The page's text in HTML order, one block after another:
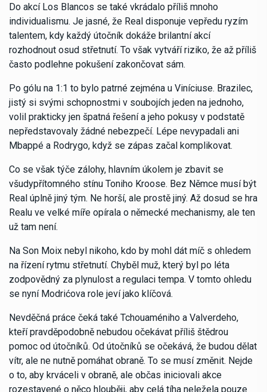
Do akcí Los Blancos se také vkrádalo příliš mnoho
individualismu. Je jasné, že Real disponuje vepředu ryzím
talentem, kdy každý útočník dokáže brilantní akcí
rozhodnout osud střetnutí. To však vytváří riziko, že až příliš
často podlehne pokušení zakončovat sám.
Po gólu na 1:1 to bylo patrné zejména u Viníciuse. Brazilec,
jistý si svými schopnostmi v soubojích jeden na jednoho,
volil prakticky jen špatná řešení a jeho pokusy v podstatě
nepředstavovaly žádné nebezpečí. Lépe nevypadali ani
Mbappé a Rodrygo, když se zápas začal komplikovat.
Co se však týče zálohy, hlavním úkolem je zbavit se
všudypřítomného stínu Toniho Kroose. Bez Němce musí být
Real úplně jiný tým. Ne horší, ale prostě jiný. Až dosud se hra
Realu ve velké míře opírala o německé mechanismy, ale ten
už tam není.
Na Son Moix nebyl nikoho, kdo by mohl dát míč s ohledem
na řízení rytmu střetnutí. Chyběl muž, který byl po léta
zodpovědný za plynulost a regulaci tempa. V tomto ohledu
se nyní Modrićova role jeví jako klíčová.
Nevděčná práce čeká také Tchouaméniho a Valverdeho,
kteří pravděpodobně nebudou očekávat příliš štědrou
pomoc od útočníků. Od útočníků se očekává, že budou dělat
vítr, ale ne nutně pomáhat obraně. To se musí změnit. Nejde
o to, aby krváceli v obraně, ale občas iniciovali akce
rozestavené o něco hlouběji, aby celá tíha neležela pouze